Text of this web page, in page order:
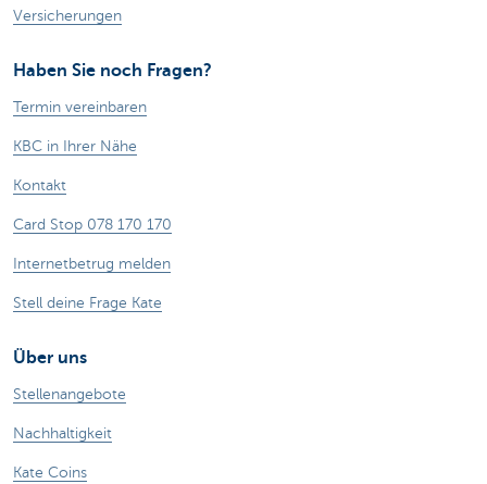
Versicherungen
Haben Sie noch Fragen?
Termin vereinbaren
KBC in Ihrer Nähe
Kontakt
Card Stop 078 170 170
Internetbetrug melden
Stell deine Frage Kate
Über uns
Stellenangebote
Nachhaltigkeit
Kate Coins